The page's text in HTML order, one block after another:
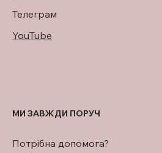
Телеграм
YouTube
Потрібна допомога?
МИ ЗАВЖДИ ПОРУЧ